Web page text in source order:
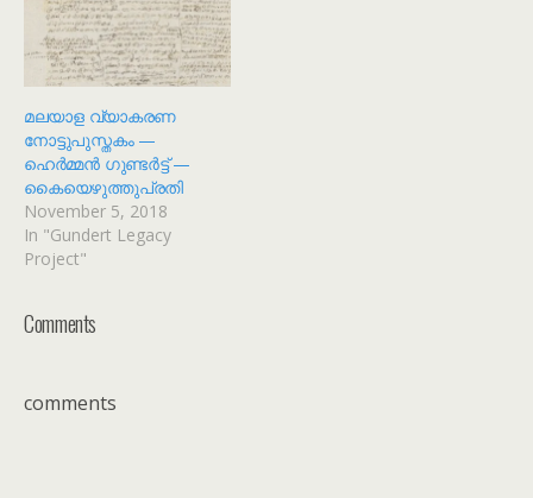
മലയാള വ്യാകരണ
നോട്ടുപുസ്തകം —
ഹെർമ്മൻ ഗുണ്ടർട്ട് —
കൈയെഴുത്തുപ്രതി
November 5, 2018
In "Gundert Legacy
Project"
Comments
comments